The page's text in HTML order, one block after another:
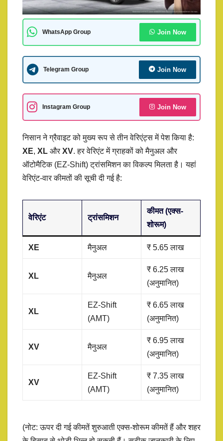
WhatsApp Group Join Now
Telegram Group Join Now
Instagram Group Join Now
निसान ने ग्रैवाइट को मुख्य रूप से तीन वेरिएंट्स में पेश किया है:
XE, XL और XV. हर वेरिएंट में ग्राहकों को मैनुअल और
ऑटोमैटिक (EZ-Shift) ट्रांसमिशन का विकल्प मिलता है। यहां
वेरिएंट-वार कीमतों की सूची दी गई है:
वेरिएंट ट्रांसमिशन
कीमत (एक्स-
शोरूम)
XE मैनुअल ₹ 5.65 लाख
XL मैनुअल
₹ 6.25 लाख
(अनुमानित)
XL
EZ-Shift
(AMT)
₹ 6.65 लाख
(अनुमानित)
XV मैनुअल
₹ 6.95 लाख
(अनुमानित)
XV
EZ-Shift
(AMT)
₹ 7.35 लाख
(अनुमानित)
(नोट: ऊपर दी गई कीमतें शुरुआती एक्स-शोरूम कीमतें हैं और शहर